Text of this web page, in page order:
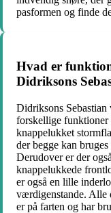
pasformen og finde
Hvad er
Didriksons
Didriksons
forskellige funktioner
knappelukket
der begge kan
Derudover er der
knappelukkede
er også en lille
værdigenstande. Alle
er på farten og har